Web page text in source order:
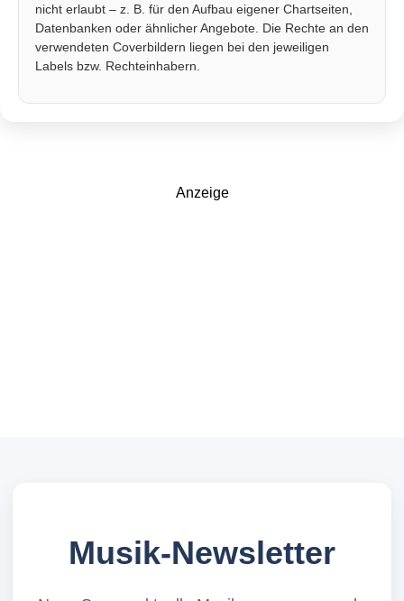
nicht erlaubt – z. B. für den Aufbau eigener Chartseiten,
Datenbanken oder ähnlicher Angebote. Die Rechte an den
verwendeten Coverbildern liegen bei den jeweiligen
Labels bzw. Rechteinhabern.
Anzeige
Musik-Newsletter